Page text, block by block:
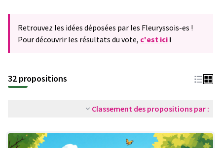
Retrouvez les idées déposées par les Fleuryssois-es !
Pour découvrir les résultats du vote, c'est ici !
32 propositions
Classement des propositions par :